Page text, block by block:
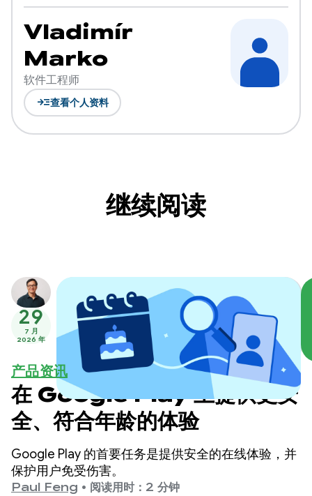
Vladimír
Marko
软件工程师
read_more查看个人资料
继续阅读
29
7 月
2026 年
产品资讯
在 Google Play 上提供更安
全、符合年龄的体验
Google Play 的首要任务是提供安全的在线体验，并
保护用户免受伤害。
Paul Feng • 阅读用时：2 分钟